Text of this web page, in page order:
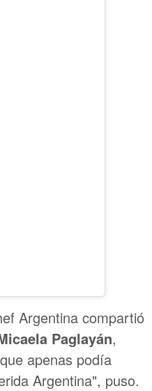
Argentina compartió
Paglayán,
apenas podía
Argentina", puso.